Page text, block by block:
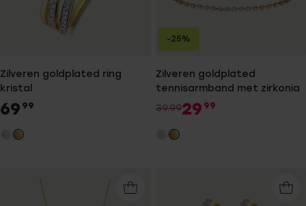
Zilveren goldplated ring
kristal
69 99
Zilveren goldplated
tennisarmband met zirkonia
39.9929 99
-25%